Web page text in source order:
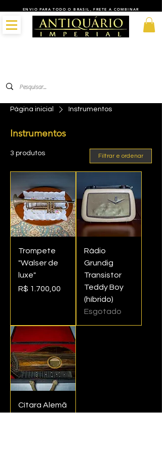
ENVIO PARA TODO O BRASIL, FRETE A COMBINAR
Página inicial Instrumentos
Instrumentos
3 produtos Filtrar e ordenar
Trompete
"Walser de
luxe"
Preço
R$ 1.700,00
Rádio
Grundig
Transistor
Teddy Boy
(híbrido)
Esgotado
Cítara Alemã